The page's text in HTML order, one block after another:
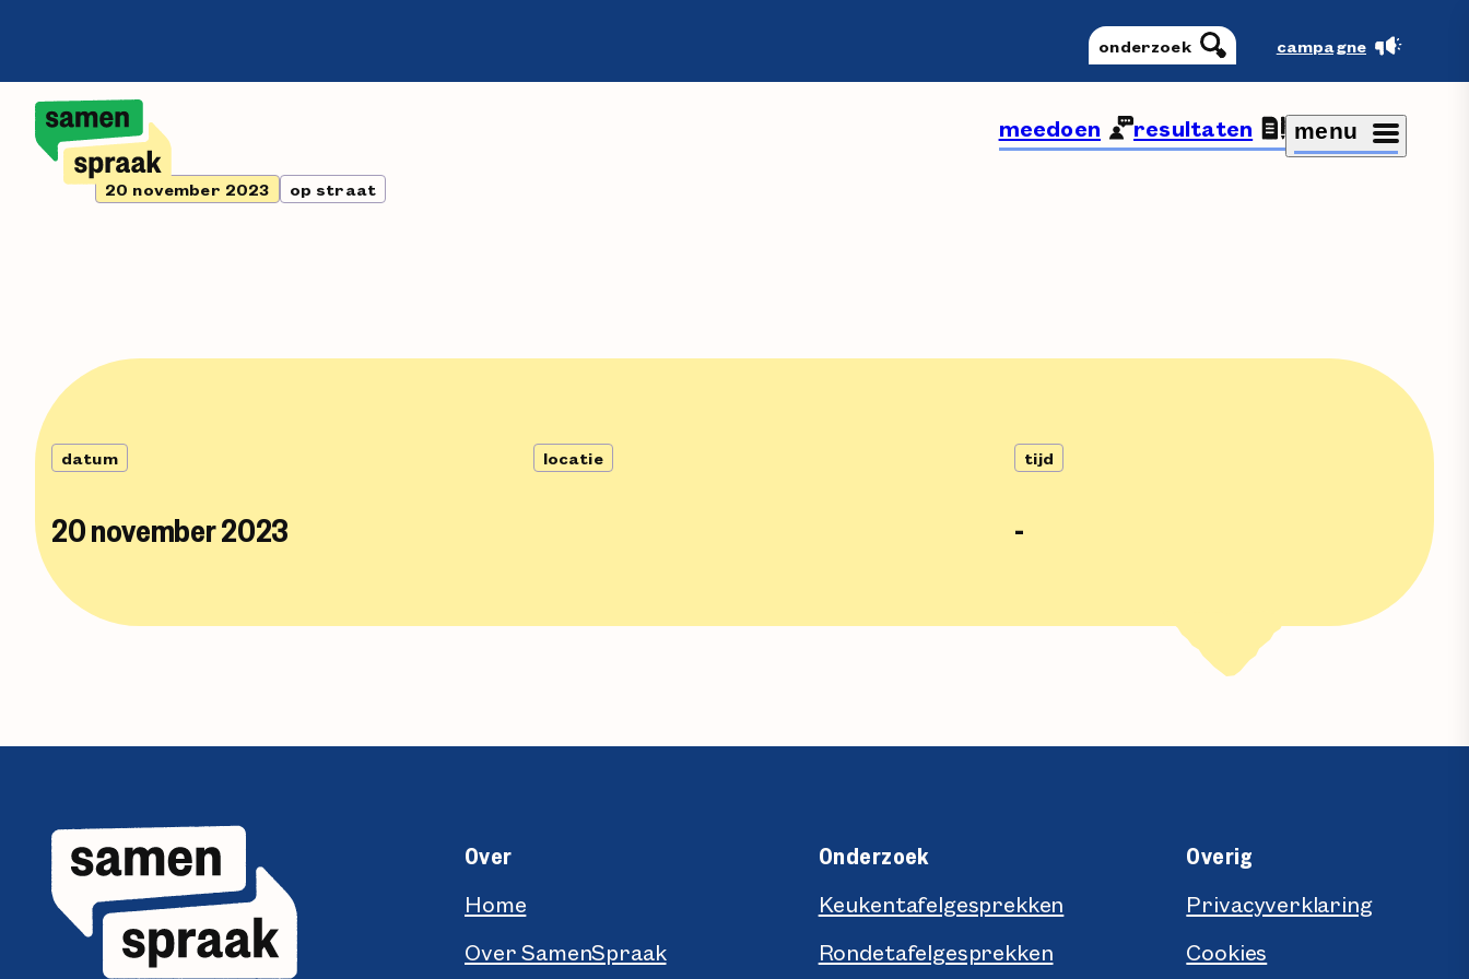
onderzoek campagne
meedoen resultaten menu
20 november 2023 op straat
datum
20 november 2023
locatie tijd
-
Over
Home
Over SamenSpraak
Onderzoek
Keukentafelgesprekken
Rondetafelgesprekken
Overig
Privacyverklaring
Cookies